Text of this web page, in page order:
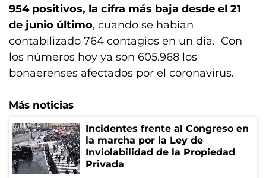
954 positivos, la cifra más baja desde el 21
de junio último, cuando se habían
contabilizado 764 contagios en un día. Con
los números hoy ya son 605.968 los
bonaerenses afectados por el coronavirus.
Más noticias
Incidentes frente al Congreso en
la marcha por la Ley de
Inviolabilidad de la Propiedad
Privada